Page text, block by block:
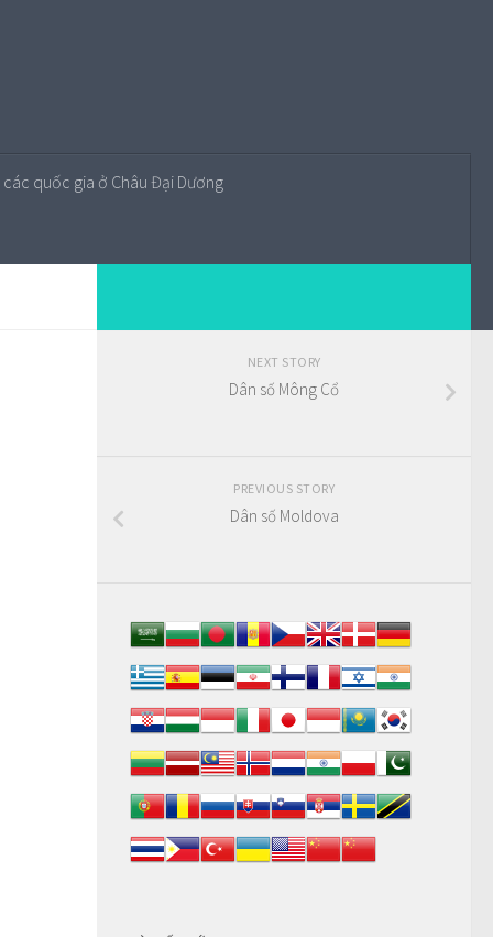
các quốc gia ở Châu Đại Dương
NEXT STORY
Dân số Mông Cổ
PREVIOUS STORY
Dân số Moldova